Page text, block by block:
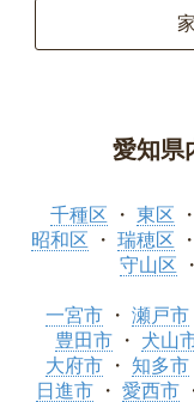
愛知県
千種区
東区
昭和区
瑞穂区
守山区
一宮市
瀬戸市
豊田市
犬山
大府市
知多市
日進市
愛西市